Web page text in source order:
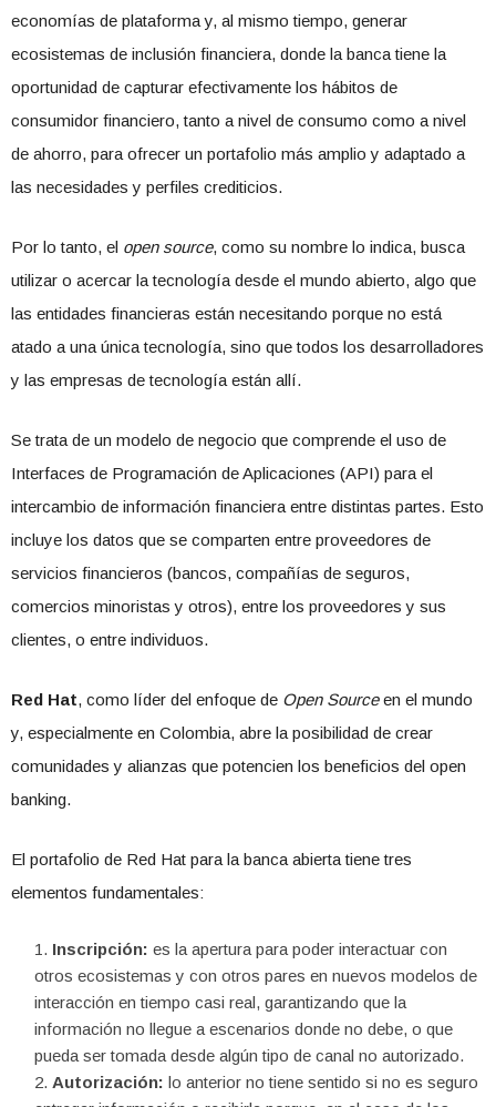
economías de plataforma y, al mismo tiempo, generar
ecosistemas de inclusión financiera, donde la banca tiene la
oportunidad de capturar efectivamente los hábitos de
consumidor financiero, tanto a nivel de consumo como a nivel
de ahorro, para ofrecer un portafolio más amplio y adaptado a
las necesidades y perfiles crediticios.
Por lo tanto, el open source, como su nombre lo indica, busca
utilizar o acercar la tecnología desde el mundo abierto, algo que
las entidades financieras están necesitando porque no está
atado a una única tecnología, sino que todos los desarrolladores
y las empresas de tecnología están allí.
Se trata de un modelo de negocio que comprende el uso de
Interfaces de Programación de Aplicaciones (API) para el
intercambio de información financiera entre distintas partes. Esto
incluye los datos que se comparten entre proveedores de
servicios financieros (bancos, compañías de seguros,
comercios minoristas y otros), entre los proveedores y sus
clientes, o entre individuos.
Red Hat, como líder del enfoque de Open Sourceen el mundo
y, especialmente en Colombia, abre la posibilidad de crear
comunidades y alianzas que potencien los beneficios del open
banking.
El portafolio de Red Hat para la banca abierta tiene tres
elementos fundamentales:
Inscripción: es la apertura para poder interactuar con
otros ecosistemas y con otros pares en nuevos modelos de
interacción en tiempo casi real, garantizando que la
información no llegue a escenarios donde no debe, o que
pueda ser tomada desde algún tipo de canal no autorizado.
Autorización: lo anterior no tiene sentido si no es seguro